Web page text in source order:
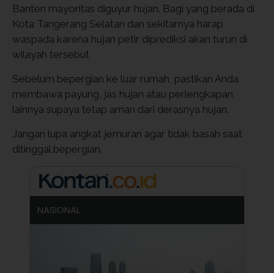
Banten mayoritas diguyur hujan. Bagi yang berada di
Kota Tangerang Selatan dan sekitarnya harap
waspada karena hujan petir diprediksi akan turun di
wilayah tersebut
Sebelum bepergian ke luar rumah, pastikan Anda
membawa payung, jas hujan atau perlengkapan
lainnya supaya tetap aman dari derasnya hujan.
Jangan lupa angkat jemuran agar tidak basah saat
ditinggal bepergian.
NASIONAL